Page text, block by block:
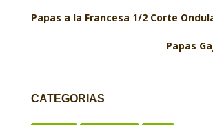
Papas a la Francesa 1/2 Corte
Papas
CATEGORIAS